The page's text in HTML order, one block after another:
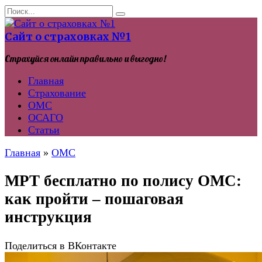
Перейти
к
контенту
Search
for:
Сайт о страховках №1
Страхуйся онлайн правильно и выгодно!
Главная
Страхование
ОМС
ОСАГО
Статьи
Главная » ОМС
МРТ бесплатно по полису ОМС:
как пройти – пошаговая
инструкция
Поделиться в ВКонтакте